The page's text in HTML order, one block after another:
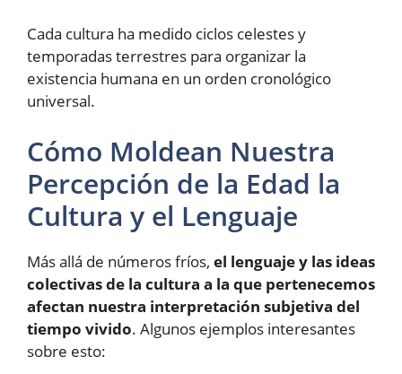
Cada cultura ha medido ciclos celestes y
temporadas terrestres para organizar la
existencia humana en un orden cronológico
universal.
Cómo Moldean Nuestra
Percepción de la Edad la
Cultura y el Lenguaje
Más allá de números fríos, el lenguaje y las ideas
colectivas de la cultura a la que pertenecemos
afectan nuestra interpretación subjetiva del
tiempo vivido. Algunos ejemplos interesantes
sobre esto: